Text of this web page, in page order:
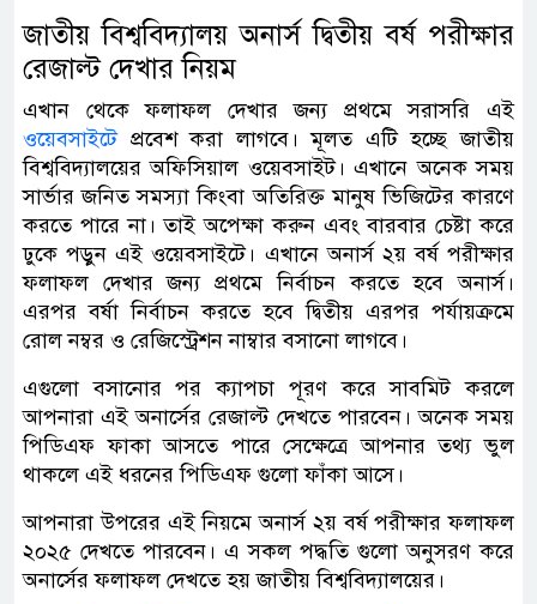
জাতীয় বিশ্ববিদ্যালয় অনার্স দ্বিতীয় বর্ষ পরীক্ষার
রেজাল্ট দেখার নিয়ম
এখান থেকে ফলাফল দেখার জন্য প্রথমে সরাসরি এই
ওয়েবসাইটেপ্রবেশ করা লাগবে। মূলত এটি হচ্ছে জাতীয়
বিশ্ববিদ্যালয়ের অফিসিয়াল ওয়েবসাইট। এখানে অনেক সময়
সার্ভার জনিত সমস্যা কিংবা অতিরিক্ত মানুষ ভিজিটের কারণে
করতে পারে না। তাই অপেক্ষা করুন এবং বারবার চেষ্টা করে
ঢুকে পড়ুন এই ওয়েবসাইটে। এখানে অনার্স ২য় বর্ষ পরীক্ষার
ফলাফল দেখার জন্য প্রথমে নির্বাচন করতে হবে অনার্স।
এরপর বর্ষা নির্বাচন করতে হবে দ্বিতীয় এরপর পর্যায়ক্রমে
রোল নম্বর ও রেজিস্ট্রেশন নাম্বার বসানো লাগবে।
এগুলো বসানোর পর ক্যাপচা পূরণ করে সাবমিট করলে
আপনারা এই অনার্সের রেজাল্ট দেখতে পারবেন। অনেক সময়
পিডিএফ ফাকা আসতে পারে সেক্ষেত্রে আপনার তথ্য ভুল
থাকলে এই ধরনের পিডিএফ গুলো ফাঁকা আসে।
আপনারা উপরের এই নিয়মে অনার্স ২য় বর্ষ পরীক্ষার ফলাফল
২০২৫ দেখতে পারবেন। এ সকল পদ্ধতি গুলো অনুসরণ করে
অনার্সের ফলাফল দেখতে হয় জাতীয় বিশ্ববিদ্যালয়ের।